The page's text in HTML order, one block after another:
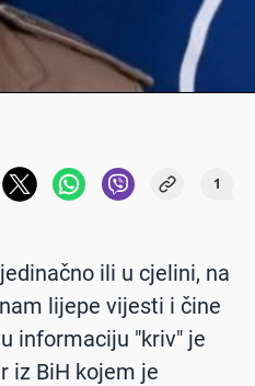
1
ili u cjelini, na
lijepe vijesti i čine
informaciju "kriv" je
iz BiH kojem je